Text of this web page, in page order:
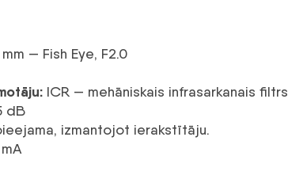
— Fish Eye, F2.0
ICR — mehāniskais infrasarkanais filtrs
dB
izmantojot ierakstītāju.